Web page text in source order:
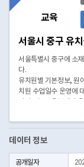
교육
서울시 중구 유
서울특별시 중구에 소
다.
유치원별 기본정보, 원
치원 수업일수 운영에
※ 데이터 관련 문의는
데이터 정보
공개일자